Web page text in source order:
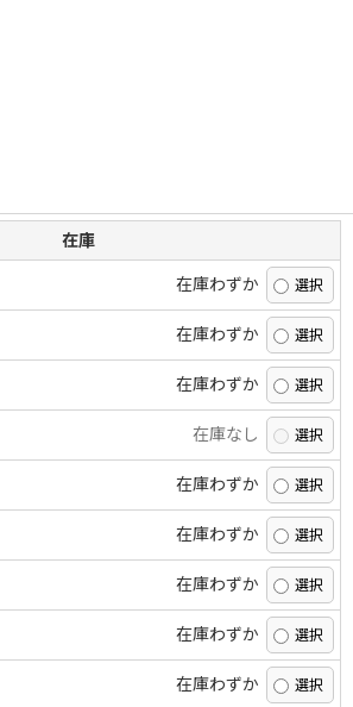
在庫
在庫わずか
在庫わずか
在庫わずか
在庫なし
在庫わずか
在庫わずか
在庫わずか
在庫わずか
在庫わずか